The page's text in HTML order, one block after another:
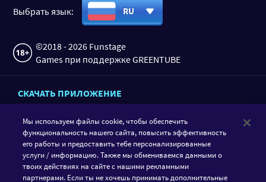
Выбрать язык: RU
©2018 - 2026 Funstage
Games при поддержке GREENTUBE
СКАЧАТЬ ПРИЛОЖЕНИЕ
Мы используем файлы cookie, чтобы обеспечить
функциональность нашего сайта, повысить эффективность
его работы и предоставить тебе персонализированные
услуги / информацию. Также мы обмениваемся данными о
твоих действиях на сайте с нашими рекламными
партнерами. Если ты не хочешь принимать дополнительные